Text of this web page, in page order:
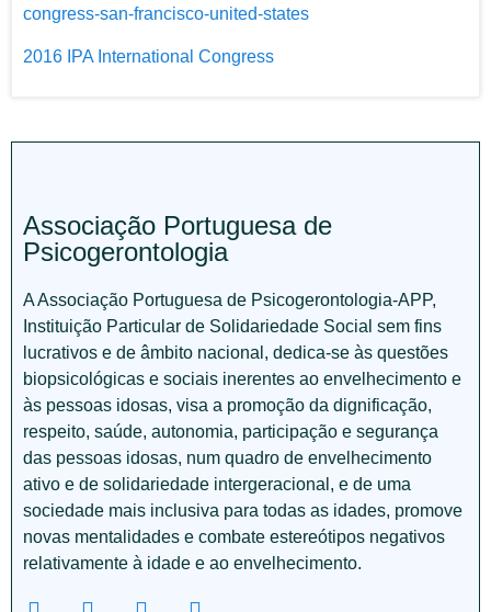
congress-san-francisco-united-states
2016 IPA International Congress
Associação Portuguesa de
Psicogerontologia
A Associação Portuguesa de Psicogerontologia-APP,
Instituição Particular de Solidariedade Social sem fins
lucrativos e de âmbito nacional, dedica-se às questões
biopsicológicas e sociais inerentes ao envelhecimento e
às pessoas idosas, visa a promoção da dignificação,
respeito, saúde, autonomia, participação e segurança
das pessoas idosas, num quadro de envelhecimento
ativo e de solidariedade intergeracional, e de uma
sociedade mais inclusiva para todas as idades, promove
novas mentalidades e combate estereótipos negativos
relativamente à idade e ao envelhecimento.